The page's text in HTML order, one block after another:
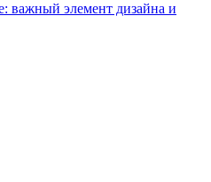
важный элемент дизайна и